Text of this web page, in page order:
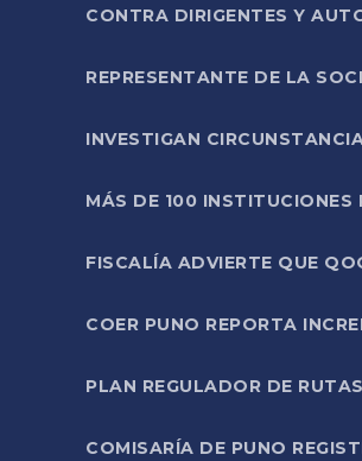
CONTRA DIRIGENTES Y
REPRESENTANTE DE LA
INVESTIGAN
MÁS DE 100
FISCALÍA ADVIERTE QUE
COER PUNO REPORTA
PLAN REGULADOR DE
COMISARÍA DE PUNO